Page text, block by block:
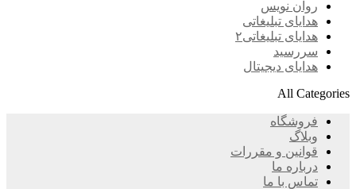
روان نویس
هدایای تبلیغاتی
هدایای تبلیغاتی۲
سررسید
هدایای دیجیتال
All Categories
فروشگاه
وبلاگ
قوانین و مقررات
درباره ما
تماس با ما